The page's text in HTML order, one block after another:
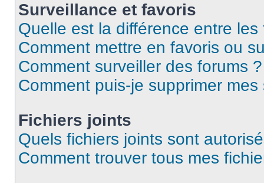
Surveillance et favoris
Quelle est la différence entre
Comment mettre en favoris ou
Comment surveiller des forums ?
Comment puis-je supprimer
Fichiers joints
Quels fichiers joints sont
Comment trouver tous mes